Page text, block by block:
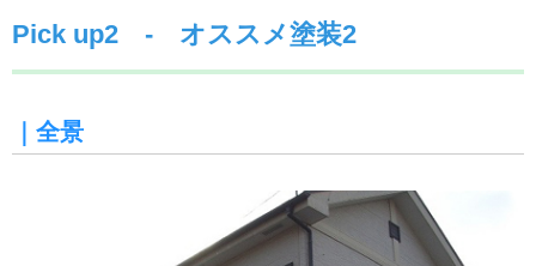
Pick up2 - オススメ塗装2
｜全景